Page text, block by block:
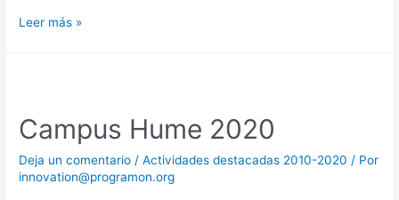
Leer más »
Campus Hume 2020
Deja un comentario /Actividades destacadas 2010-2020 / Por
innovation@programon.org